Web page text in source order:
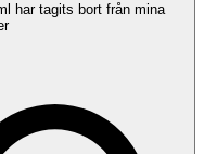
har tagits bort från mina